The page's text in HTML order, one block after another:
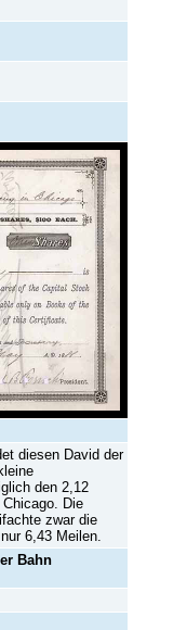
diesen David der
den 2,12
Die
zwar die
6,43 Meilen.
Bahn